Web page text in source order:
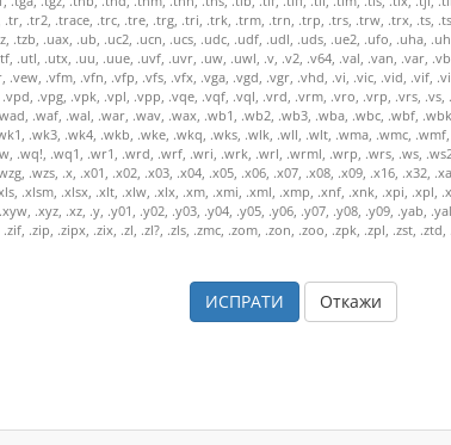
Откажи